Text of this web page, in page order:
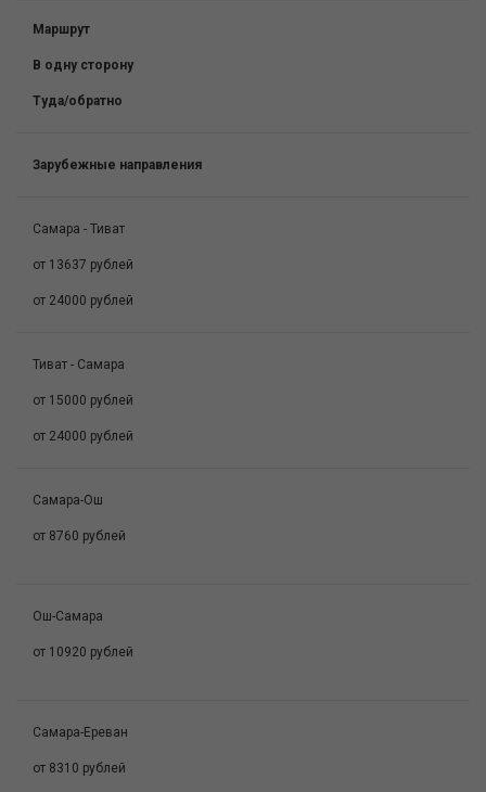
Маршрут
В одну сторону
Туда/обратно
Зарубежные направления
Самара - Тиват
от 13637 рублей
от 24000 рублей
Тиват - Самара
от 15000 рублей
от 24000 рублей
Самара-Ош
от 8760 рублей
Ош-Самара
от 10920 рублей
Самара-Ереван
от 8310 рублей